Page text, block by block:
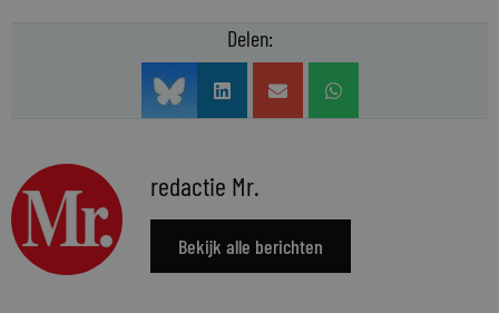
Delen:
redactie Mr.
Bekijk alle berichten